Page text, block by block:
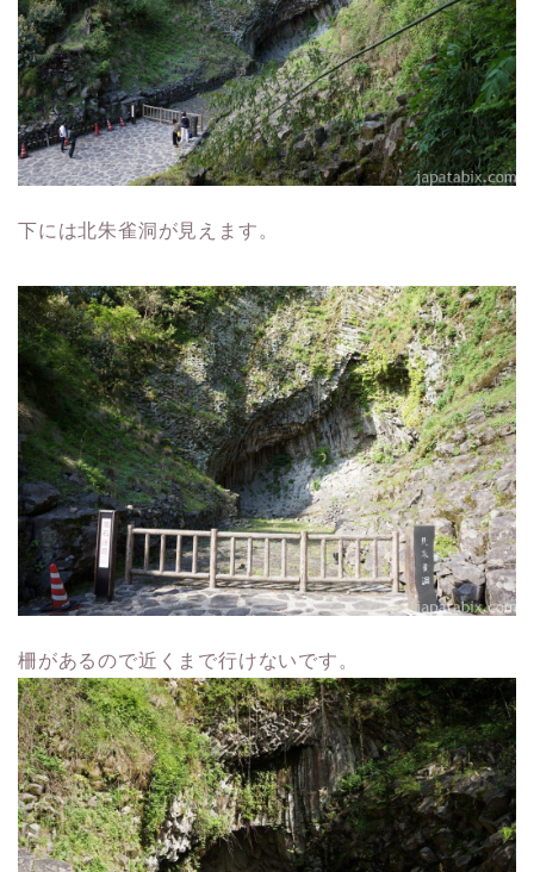
下には北朱雀洞が見えます。
柵があるので近くまで行けないです。